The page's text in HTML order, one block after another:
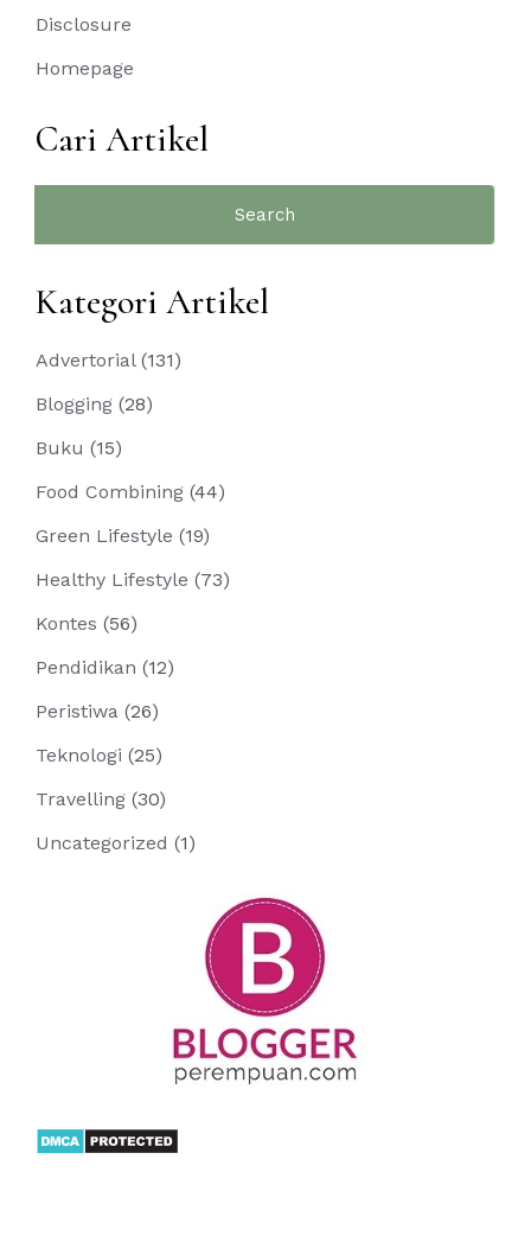
Disclosure
Homepage
Cari Artikel
Kategori Artikel
Advertorial(131)
Blogging (28)
Buku (15)
Food Combining (44)
Green Lifestyle (19)
Healthy Lifestyle (73)
Kontes (56)
Pendidikan (12)
Peristiwa (26)
Teknologi (25)
Travelling (30)
Uncategorized (1)